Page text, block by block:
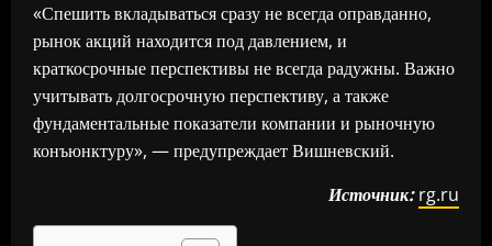
«Спешить вкладываться сразу не всегда оправданно,
рынок акций находится под давлением, и
краткосрочные перспективы не всегда радужны. Важно
учитывать долгосрочную перспективу, а также
фундаментальные показатели компании и рыночную
конъюнктуру», — предупреждает Вишневский.
Источник: rg.ru